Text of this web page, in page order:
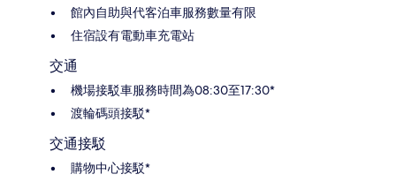
館內自助與代客泊車服務數量有限
住宿設有電動車充電站
交通
機場接駁車服務時間為08:30至17:30*
渡輪碼頭接駁*
交通接駁
購物中心接駁*